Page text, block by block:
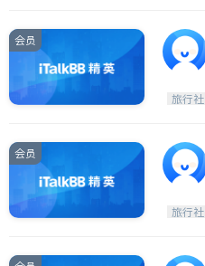
会员
旅行社
会员
旅行社